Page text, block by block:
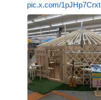
pic.x.com/1pJHp7Crxt